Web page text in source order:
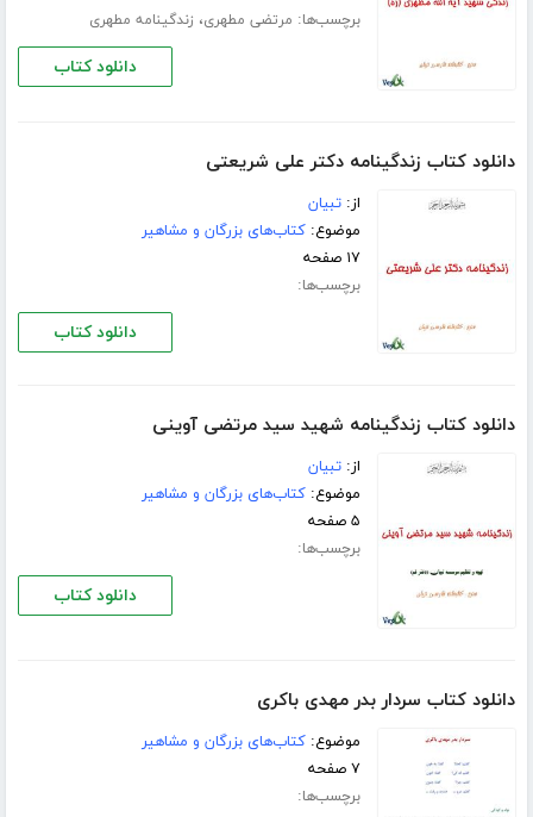
برچسب‌ها: مرتضی مطهری، زندگینامه مطهری
دانلود کتاب
دانلود کتاب زندگینامه دکتر علی شریعتی
از:تبیان
موضوع:کتاب‌های بزرگان و مشاهیر
۱۷ صفحه
برچسب‌ها:
دانلود کتاب
دانلود کتاب زندگینامه شهید سید مرتضی آوینی
از:تبیان
موضوع:کتاب‌های بزرگان و مشاهیر
۵ صفحه
برچسب‌ها:
دانلود کتاب
دانلود کتاب سردار بدر مهدی باکری
موضوع:کتاب‌های بزرگان و مشاهیر
۷ صفحه
برچسب‌ها: